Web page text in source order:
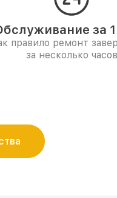
за
правило ремонт
за несколько часов